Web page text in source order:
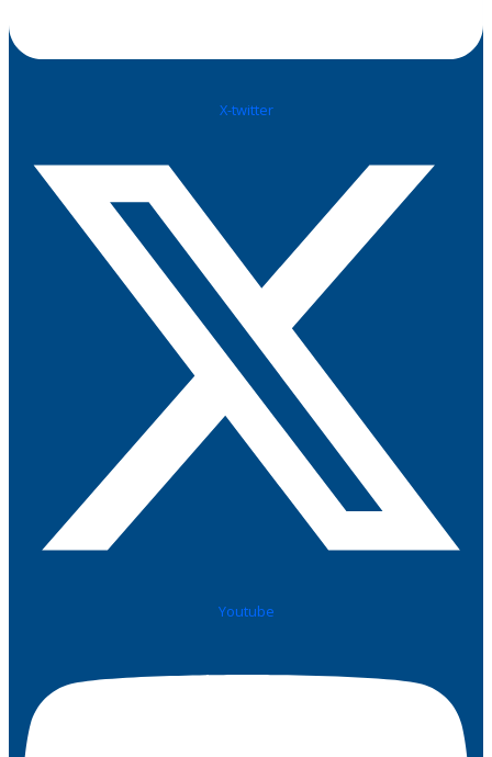
X-twitter
Youtube